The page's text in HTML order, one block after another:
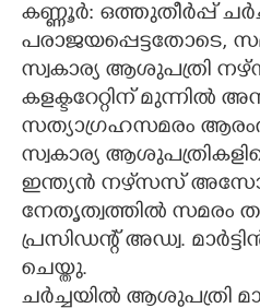
ZOOM
CONTACT US
കണ്ണൂർ: ഒത്തുതീർപ്പ്
പരാജയപ്പെട്ടതോടെ,
സ്വകാര്യ ആശുപത്രി
കളക്ടറേറ്റിന് മുന്നിൽ
സത്യാഗ്രഹസമരം
സ്വകാര്യ
ഇന്ത്യൻ നഴ്‌സസ്
നേതൃത്വത്തിൽ സമരം
പ്രസിഡന്റ് അഡ്വ.
ചെയ്തു.
ചർച്ചയിൽ ആശുപത്രി